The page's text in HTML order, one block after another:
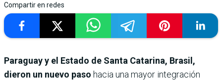
Compartir en redes
Paraguay y el Estado de Santa Catarina, Brasil,
dieron un nuevo paso hacia una mayor integración